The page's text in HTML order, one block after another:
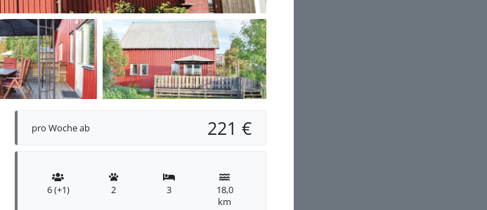
pro Woche ab 221 €
6 (+1) 2 3
18,0
km